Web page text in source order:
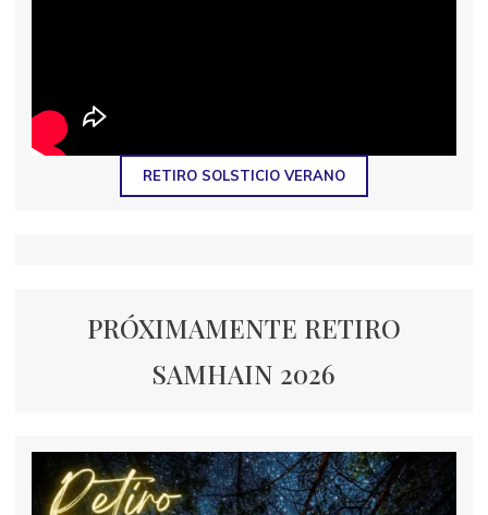
RETIRO SOLSTICIO VERANO
PRÓXIMAMENTE RETIRO
SAMHAIN 2026